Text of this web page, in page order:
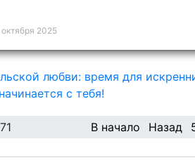
2025
любви: время для
с тебя!
В начало Назад